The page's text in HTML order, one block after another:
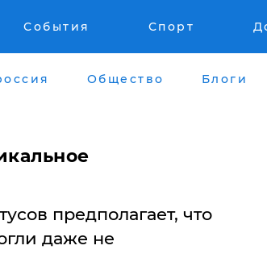
События Спорт
Общество Блоги
предполагает, что
даже не